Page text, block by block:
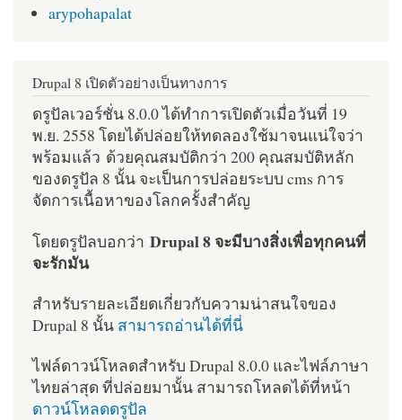
arypohapalat
Drupal 8 เปิดตัวอย่างเป็นทางการ
ดรูปัลเวอร์ชั่น 8.0.0 ได้ทำการเปิดตัวเมื่อวันที่ 19
พ.ย. 2558 โดยได้ปล่อยให้ทดลองใช้มาจนแน่ใจว่า
พร้อมแล้ว ด้วยคุณสมบัติกว่า 200 คุณสมบัติหลัก
ของดรูปัล 8 นั้น จะเป็นการปล่อยระบบ cms การ
จัดการเนื้อหาของโลกครั้งสำคัญ
โดยดรูปัลบอกว่า Drupal 8 จะมีบางสิ่งเพื่อทุกคนที่
จะรักมัน
สำหรับรายละเอียดเกี่ยวกับความน่าสนใจของ
Drupal 8 นั้น สามารถอ่านได้ที่นี่
ไฟล์ดาวน์โหลดสำหรับ Drupal 8.0.0 และไฟล์ภาษา
ไทยล่าสุด ที่ปล่อยมานั้น สามารถโหลดได้ที่หน้า
ดาวน์โหลดดรูปัล